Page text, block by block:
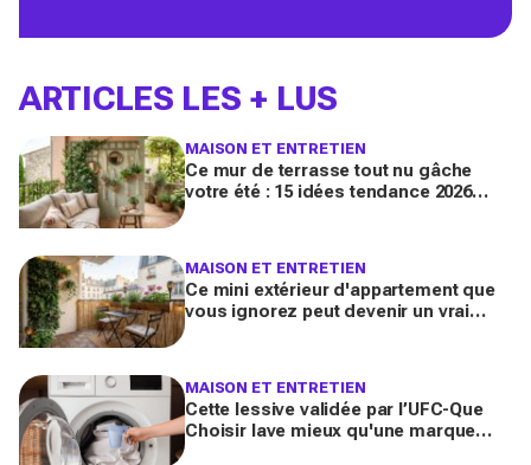
ARTICLES LES + LUS
MAISON ET ENTRETIEN
Ce mur de terrasse tout nu gâche
votre été : 15 idées tendance 2026
MAISON ET ENTRETIEN
Ce mini extérieur d'appartement que
vous ignorez peut devenir un vrai
MAISON ET ENTRETIEN
Cette lessive validée par l’UFC-Que
Choisir lave mieux qu'une marque